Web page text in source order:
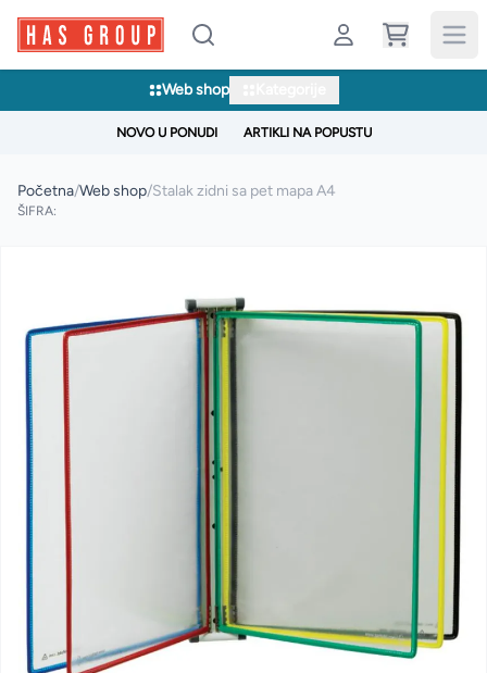
Web shop
NOVO U PONUDI ARTIKLI NA POPUSTU
Početna/Web shop/Stalak zidni sa pet mapa A4
ŠIFRA: